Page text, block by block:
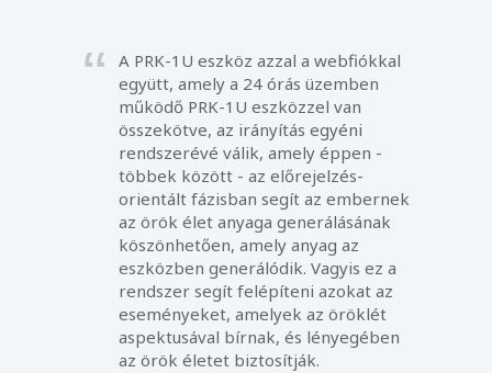
A PRK-1U eszköz azzal a webfiókkal
együtt, amely a 24 órás üzemben
működő PRK-1U eszközzel van
összekötve, az irányítás egyéni
rendszerévé válik, amely éppen -
többek között - az előrejelzés-
orientált fázisban segít az embernek
az örök élet anyaga generálásának
köszönhetően, amely anyag az
eszközben generálódik. Vagyis ez a
rendszer segít felépíteni azokat az
eseményeket, amelyek az öröklét
aspektusával bírnak, és lényegében
az örök életet biztosítják.